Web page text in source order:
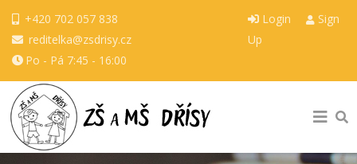
+420 702 057 838
reditelka@zsdrisy.cz
Po - Pá 7:45 - 16:00
Login
Sign
Up